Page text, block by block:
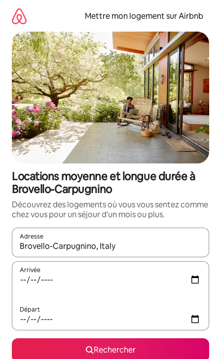
directement
contenu
Mettre mon logement sur Airbnb
Locations moyenne et longue durée à
Brovello-Carpugnino
Découvrez des logements où vous vous sentez comme
chez vous pour un séjour d'un mois ou plus.
Adresse
Lorsque les résultats s'affichent, utilisez les flèches vers le
Arrivée
Départ
Rechercher